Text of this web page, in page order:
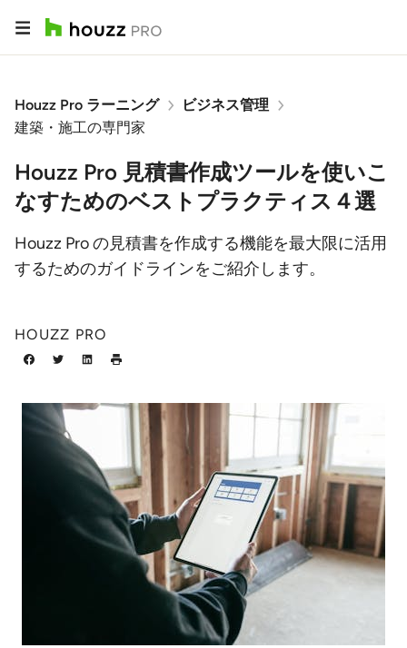
Houzz Pro ラーニング
ビジネス管理
建築・施工の専門家
Houzz Pro 見積書作成ツールを使いこ
なすためのベストプラクティス４選
Houzz Pro の見積書を作成する機能を最大限に活用
するためのガイドラインをご紹介します。
HOUZZ PRO